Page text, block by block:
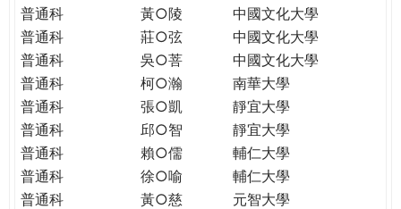
普通科
黃○陵
中國文化大學
普通科
莊○弦
中國文化大學
普通科
吳○菩
中國文化大學
普通科
柯○瀚
南華大學
普通科
張○凱
靜宜大學
普通科
邱○智
靜宜大學
普通科
賴○儒
輔仁大學
普通科
徐○喻
輔仁大學
普通科
黃○慈
元智大學